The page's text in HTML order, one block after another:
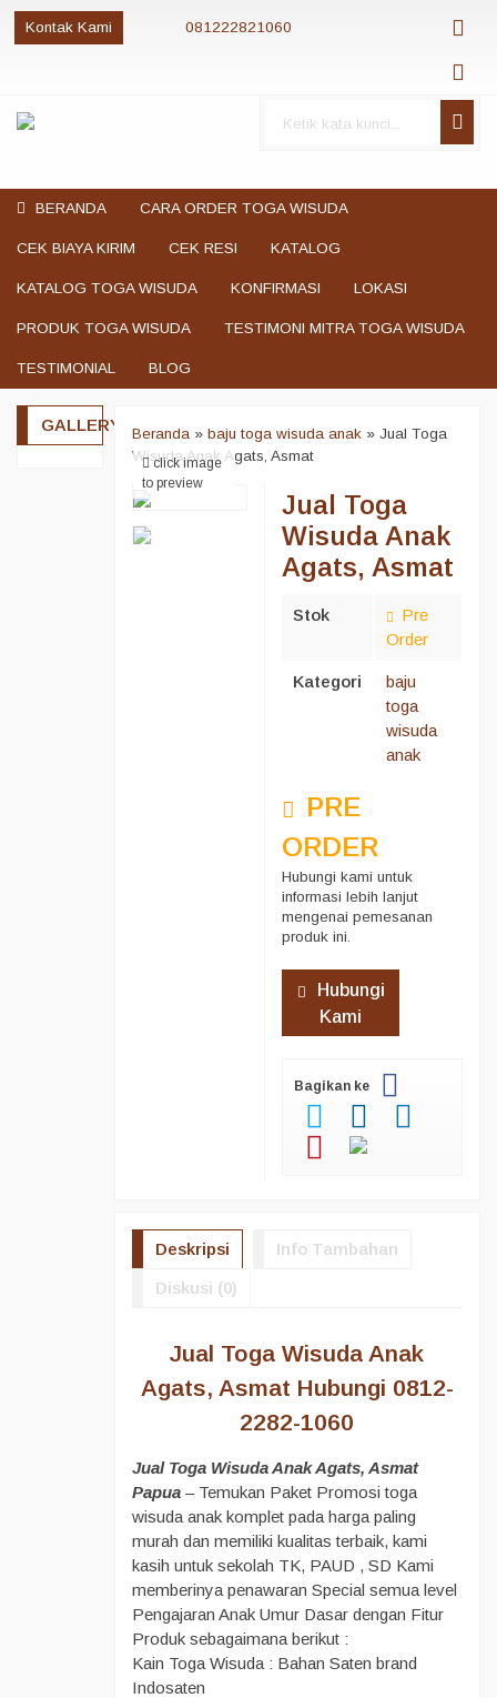
Kontak Kami 081222821060
BERANDA
CARA ORDER TOGA WISUDA
CEK BIAYA KIRIM CEK RESI KATALOG
KATALOG TOGA WISUDA KONFIRMASI LOKASI
PRODUK TOGA WISUDA TESTIMONI MITRA TOGA WISUDA
TESTIMONIAL BLOG
Beranda» baju toga wisuda anak» Jual Toga
Wisuda Anak Agats, Asmat
click image
to preview
Jual Toga
Wisuda Anak
Agats, Asmat
Stok
Pre
Order
Kategori
baju
toga
wisuda
anak
PRE
ORDER
Hubungi kami untuk
informasi lebih lanjut
mengenai pemesanan
produk ini.
Hubungi
Kami
Bagikan ke
Deskripsi Info Tambahan
Diskusi (0)
Jual Toga Wisuda Anak
Agats, Asmat Hubungi 0812-
2282-1060
Jual Toga Wisuda Anak Agats, Asmat
Papua– Temukan Paket Promosi toga
wisuda anak komplet pada harga paling
murah dan memiliki kualitas terbaik, kami
kasih untuk sekolah TK, PAUD , SD Kami
memberinya penawaran Special semua level
Pengajaran Anak Umur Dasar dengan Fitur
Produk sebagaimana berikut :
Kain Toga Wisuda : Bahan Saten brand
Indosaten
GALLERY